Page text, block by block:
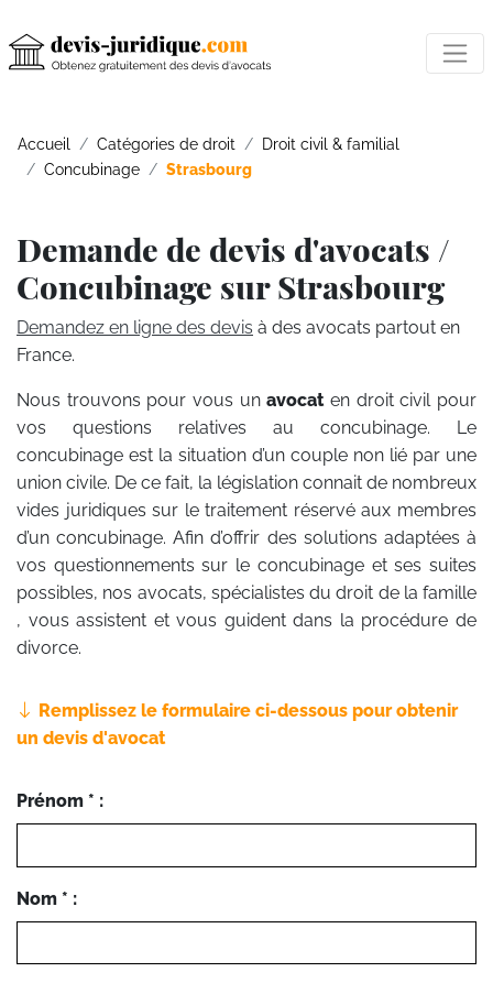
Accueil Catégories de droit
Droit civil & familial
Concubinage
Strasbourg
Demande de devis d'avocats /
Concubinage sur Strasbourg
Demandez en ligne des devis à des avocats partout en
France.
Nous trouvons pour vous unavocaten droit civil pour
vos questions relatives au concubinage. Le
concubinage est la situation d’un couple non lié par une
union civile. De ce fait, la législation connait de nombreux
vides juridiques sur le traitement réservé aux membres
d’un concubinage. Afin d’offrir des solutions adaptées à
vos questionnements sur le concubinage et ses suites
possibles, nos avocats, spécialistes du droit de la famille
, vous assistent et vous guident dans la procédure de
divorce.
Remplissez le formulaire ci-dessous pour obtenir
un devis d'avocat
Prénom * :
Nom * :